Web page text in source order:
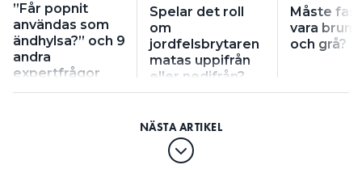
”Får popnit
användas som
ändhylsa?” och 9
andra
expertfrågor
från 2024
Spelar det roll
om
jordfelsbrytaren
matas uppifrån
eller nedifrån?
Måste
vara brun,
och grå?